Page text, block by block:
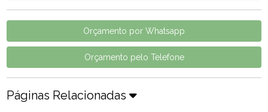
Orçamento por Whatsapp
Orçamento pelo Telefone
Páginas Relacionadas